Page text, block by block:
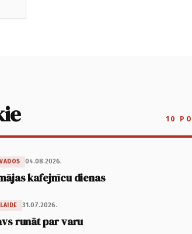
10
04.08.2026.
kafejnīcu dienas
31.07.2026.
runāt par varu